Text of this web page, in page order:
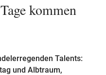
kommen
Talents:
und Albtraum,